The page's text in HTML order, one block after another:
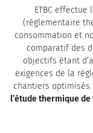
ETBC effectue
(réglementaire
consommation et
comparatif des
objectifs étant
exigences de la
chantiers optimisés
l’étude thermique